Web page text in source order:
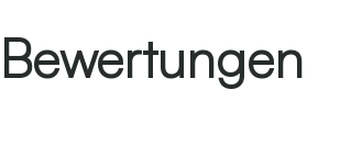
Bewertungen